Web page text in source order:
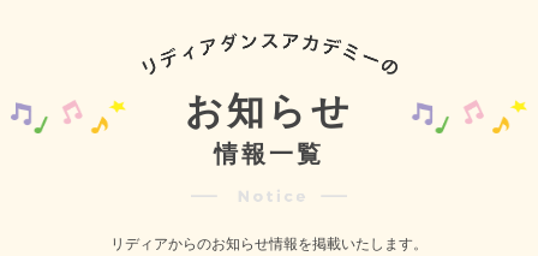
お知らせ
情報一覧
リディアからのお知らせ情報を掲載いたします。